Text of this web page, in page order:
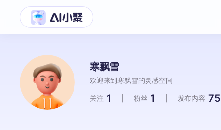
寒飘雪
欢迎来到寒飘雪的灵感空间
关注 1 粉丝 1 发布内容 75